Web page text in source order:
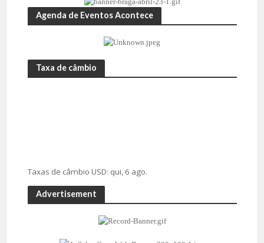
Agenda de Eventos Acontece
Taxa de câmbio
Taxas de câmbio USD: qui, 6 ago.
Advertisement